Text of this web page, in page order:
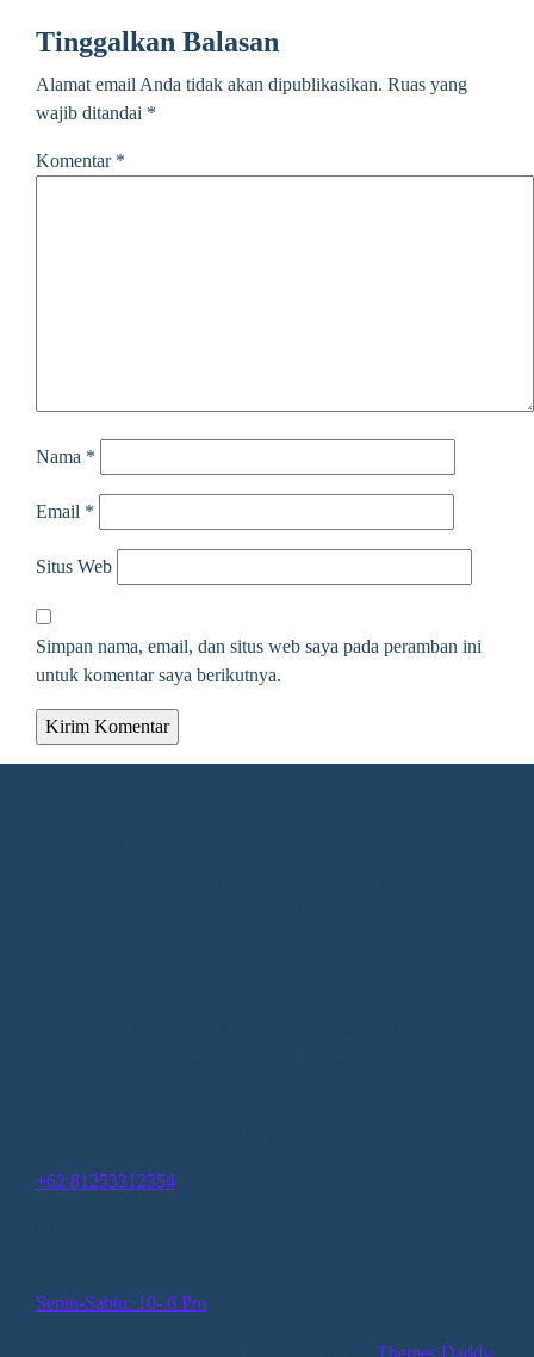
Tinggalkan Balasan
Alamat email Anda tidak akan dipublikasikan. Ruas yang
wajib ditandai *
Komentar *
Nama *
Email *
Situs Web
Simpan nama, email, dan situs web saya pada peramban ini
untuk komentar saya berikutnya.
+62 81253312354
Senin-Sabtu: 10- 6 Pm
Themes Daddy.